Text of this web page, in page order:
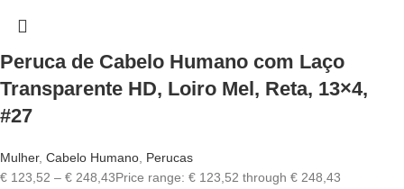
Peruca de Cabelo Humano com Laço
Transparente HD, Loiro Mel, Reta, 13×4,
#27
Mulher, Cabelo Humano Perucas
€ 123,52 – € 248,43Price range: € 123,52 through € 248,43